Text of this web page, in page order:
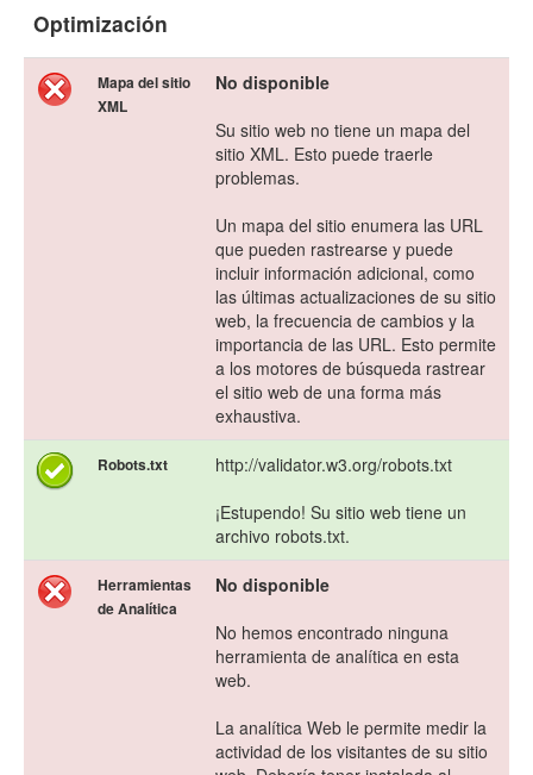
Optimización
Mapa del sitio
XML
No disponible
Su sitio web no tiene un mapa del
sitio XML. Esto puede traerle
problemas.
Un mapa del sitio enumera las URL
que pueden rastrearse y puede
incluir información adicional, como
las últimas actualizaciones de su sitio
web, la frecuencia de cambios y la
importancia de las URL. Esto permite
a los motores de búsqueda rastrear
el sitio web de una forma más
exhaustiva.
Robots.txt
http://validator.w3.org/robots.txt
¡Estupendo! Su sitio web tiene un
archivo robots.txt.
Herramientas
de Analítica
No disponible
No hemos encontrado ninguna
herramienta de analítica en esta
web.
La analítica Web le permite medir la
actividad de los visitantes de su sitio